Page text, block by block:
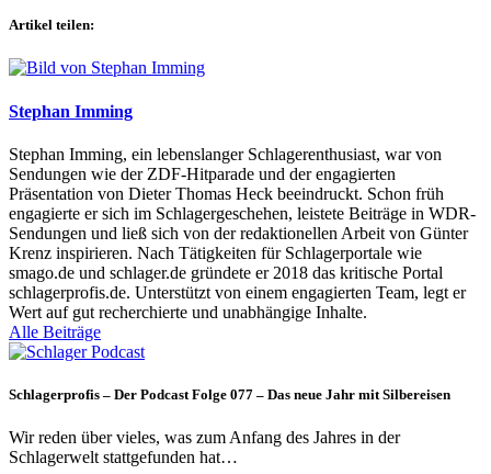
Artikel teilen:
Stephan Imming
Stephan Imming, ein lebenslanger Schlagerenthusiast, war von
Sendungen wie der ZDF-Hitparade und der engagierten
Präsentation von Dieter Thomas Heck beeindruckt. Schon früh
engagierte er sich im Schlagergeschehen, leistete Beiträge in WDR-
Sendungen und ließ sich von der redaktionellen Arbeit von Günter
Krenz inspirieren. Nach Tätigkeiten für Schlagerportale wie
smago.de und schlager.de gründete er 2018 das kritische Portal
schlagerprofis.de. Unterstützt von einem engagierten Team, legt er
Wert auf gut recherchierte und unabhängige Inhalte.
Alle Beiträge
Schlagerprofis – Der Podcast Folge 077 – Das neue Jahr mit Silbereisen
Wir reden über vieles, was zum Anfang des Jahres in der
Schlagerwelt stattgefunden hat…